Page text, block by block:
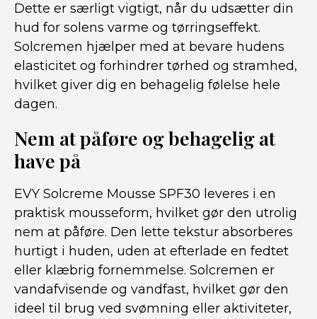
Dette er særligt vigtigt, når du udsætter din
hud for solens varme og tørringseffekt.
Solcremen hjælper med at bevare hudens
elasticitet og forhindrer tørhed og stramhed,
hvilket giver dig en behagelig følelse hele
dagen.
Nem at påføre og behagelig at
have på
EVY Solcreme Mousse SPF30 leveres i en
praktisk mousseform, hvilket gør den utrolig
nem at påføre. Den lette tekstur absorberes
hurtigt i huden, uden at efterlade en fedtet
eller klæbrig fornemmelse. Solcremen er
vandafvisende og vandfast, hvilket gør den
ideel til brug ved svømning eller aktiviteter,